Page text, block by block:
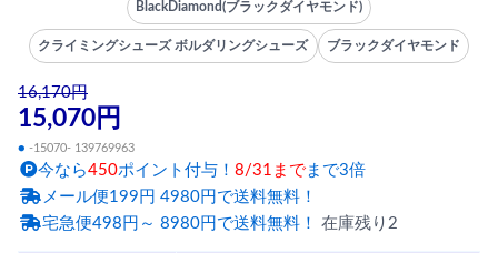
BlackDiamond(ブラックダイヤモンド)
クライミングシューズ ボルダリングシューズ ブラックダイヤモンド
16,170円
15,070円
● -15070- 139769963
今なら450ポイント付与！ 8/31まで まで3倍
メール便199円 4980円で送料無料！
宅急便498円～ 8980円で送料無料！ 在庫残り2